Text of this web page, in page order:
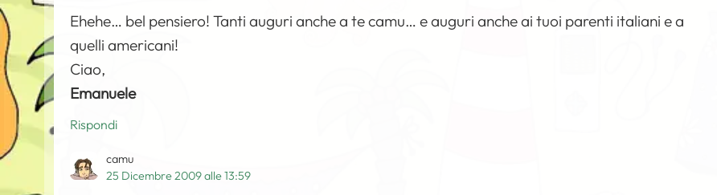
Ehehe… bel pensiero! Tanti auguri anche a te camu… e auguri anche ai tuoi parenti italiani e a
quelli americani!
Ciao,
Emanuele
Rispondi
camu
25 Dicembre 2009 alle 13:59